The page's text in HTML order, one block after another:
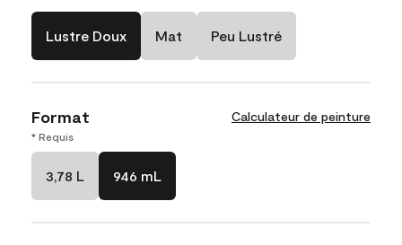
Lustre Doux Mat Peu Lustré
Format Calculateur de peinture
* Requis
3,78 L 946 mL